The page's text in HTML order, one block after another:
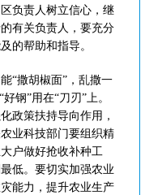
负责人树立信心，继
有关负责人，要充分
的帮助和指导。
“撒胡椒面”，乱撒一
钢”用在“刀刃”上。
政策扶持导向作用，
业科技部门要组织精
户做好抢收补种工
低。要切实加强农业
能力，提升农业生产